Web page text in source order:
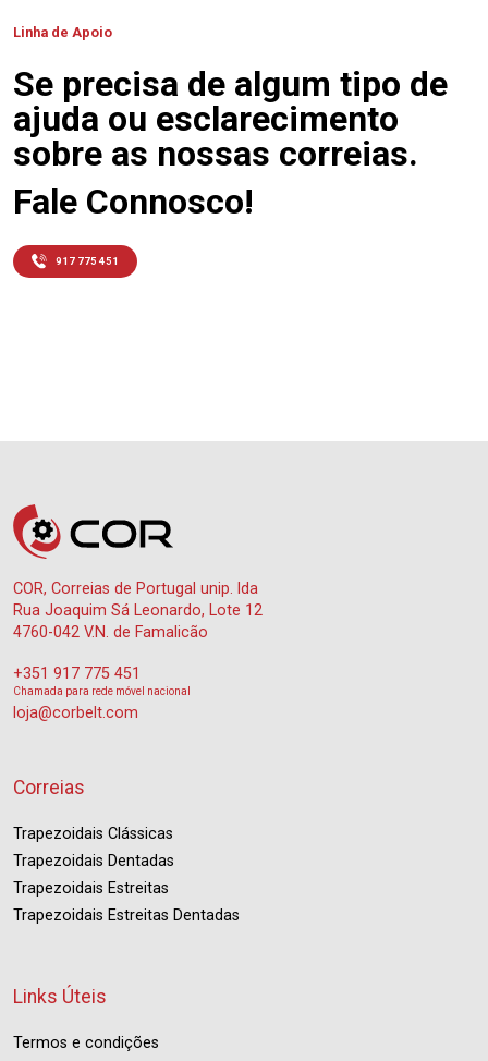
Linha de Apoio
Se precisa de algum tipo de
ajuda ou esclarecimento
sobre as nossas correias.
Fale Connosco!
917 775 451
COR, Correias de Portugal unip. lda
Rua Joaquim Sá Leonardo, Lote 12
4760-042 V.N. de Famalicão
+351 917 775 451
Chamada para rede móvel nacional
loja@corbelt.com
Correias
Trapezoidais Clássicas
Trapezoidais Dentadas
Trapezoidais Estreitas
Trapezoidais Estreitas Dentadas
Links Úteis
Termos e condições